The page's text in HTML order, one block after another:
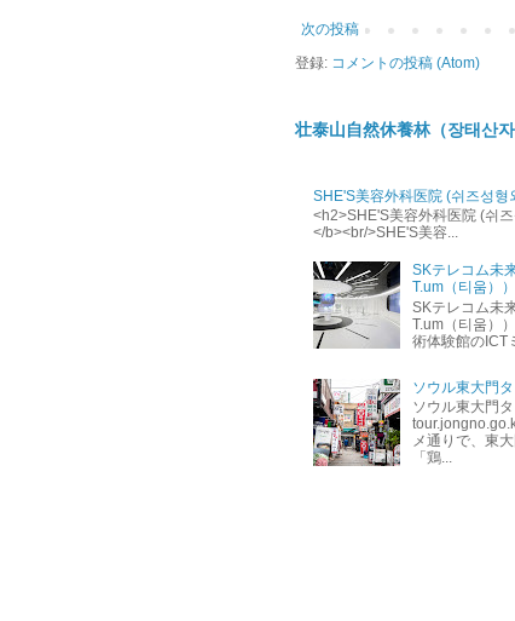
次の投稿
登録: コメントの投稿 (Atom)
壮泰山自然休養林（장태산자
SHE'S美容外科医院 (쉬즈성형
<h2>SHE'S美容外科医院 (쉬
</b><br/>SHE'S美容...
SKテレコム未
T.um（티움））
SKテレコム未
T.um（티움）
術体験館のICT
ソウル東大門
ソウル東大門
メ通りで、東
「鶏...